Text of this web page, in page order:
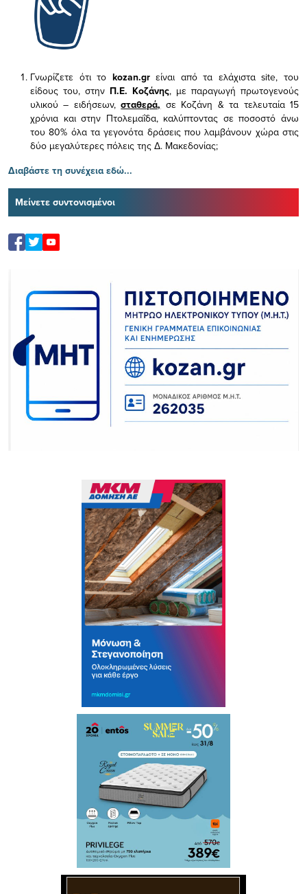
Γνωρίζετε ότι το kozan.gr είναι από τα ελάχισταsite, του
είδους του, στην Π.Ε. Κοζάνης, με παραγωγή πρωτογενούς
υλικού – ειδήσεων,σταθερά, σε Κοζάνη & τα τελευταία 15
χρόνια και στην Πτολεμαΐδα, καλύπτοντας σε ποσοστό άνω
του 80% όλα τα γεγονότα δράσεις που λαμβάνουν χώρα στις
δύο μεγαλύτερες πόλεις της Δ. Μακεδονίας;
Διαβάστε τη συνέχεια εδώ...
Μείνετε συντονισμένοι